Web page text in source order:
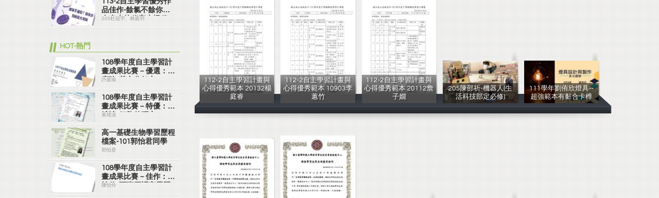
112-2自主學習計畫與
心得優秀範本 20132楊
庭睿
PB
112-2自主學習計畫與
心得優秀範本 10903李
蕙竹
PB
112-2自主學習計畫與
心得優秀範本 20112詹
子嫺
PB
205陳邵祈-機器人(生
活科技部定必修)
PB
111學年劉侑欣燈具--
超強範本有黏合卡榫
PB
品佳作-餘氯不餘你？
自來水的秘密大揭秘
205杜冠宇、林庭羽
205杜冠宇、林庭羽
HOT-熱門
108學年度自主學習計
畫成果比賽－優選：許
庭瑜/英文作好文
許庭瑜
108學年度自主學習計
畫成果比賽－特優：黃
靖淩/細胞的研究
黃靖淩
高一基礎生物學習歷程
檔案-101郭怡君同學
郭怡君
108學年度自主學習計
畫成果比賽－佳作：陳
怡伶/西班牙語言學習
陳怡伶